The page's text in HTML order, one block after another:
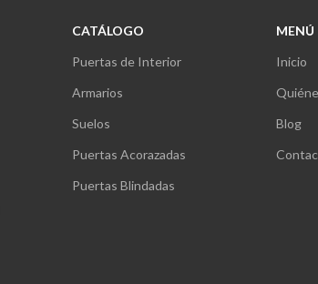
CATÁLOGO
Puertas de Interior
Armarios
Suelos
Puertas Acorazadas
Puertas Blindadas
MENÚ
Inicio
Blog